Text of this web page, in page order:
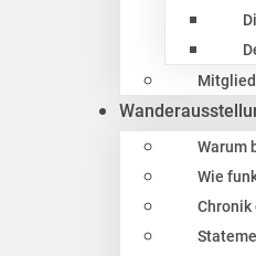
Warum
Wie
Chronik